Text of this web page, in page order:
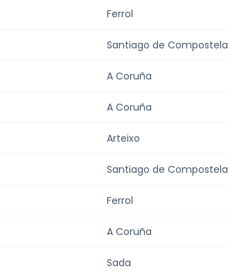
Ferrol
Santiago de Compostela
A Coruña
A Coruña
Arteixo
Santiago de Compostela
Ferrol
A Coruña
Sada